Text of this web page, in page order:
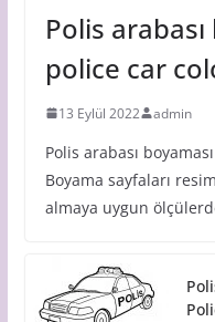
Polis arabası
police car
13 Eylül 2022 admin
Polis arabası
Boyama sayfaları
almaya uygun